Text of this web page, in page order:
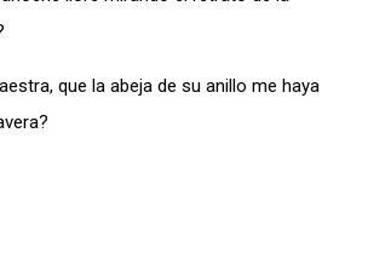
que la abeja de su anillo me haya